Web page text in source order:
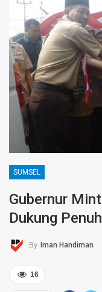
SUMSEL
Gubernur
Dukung
By Iman Handiman
16